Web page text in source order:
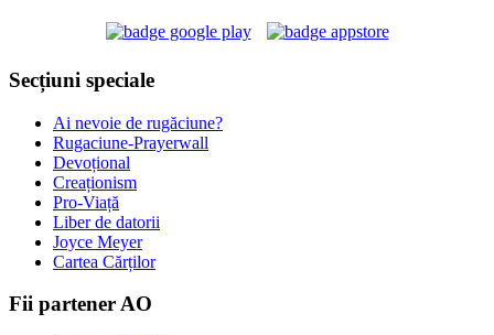
Secțiuni speciale
Ai nevoie de rugăciune?
Rugaciune-Prayerwall
Devoțional
Creaționism
Pro-Viață
Liber de datorii
Joyce Meyer
Cartea Cărților
Fii partener AO